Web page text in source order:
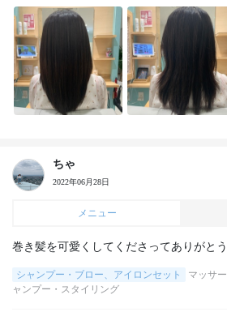
ちゃ
2022年06月28日
メニュー
巻き髪を可愛くしてくださってありがと
シャンプー・ブロー、アイロンセット
マッサ
ャンプー・スタイリング